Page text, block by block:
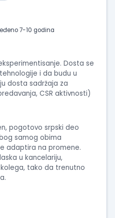
7-10 godina
Dosta se
i da budu u
dosta sadržaja za
CSR aktivnosti)
pogotovo srpski deo
samog obima
adaptira na promene.
u kancelariju,
tako da trenutno